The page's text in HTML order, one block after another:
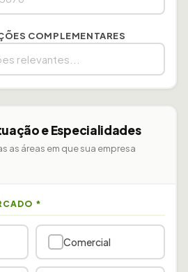
COMPLEMENTARES
e Especialidades
as áreas em que sua empresa
*
Comercial